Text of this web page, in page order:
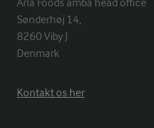
Arla Foods amba head office
Sønderhøj 14,
8260 Viby J
Denmark
Kontakt os her